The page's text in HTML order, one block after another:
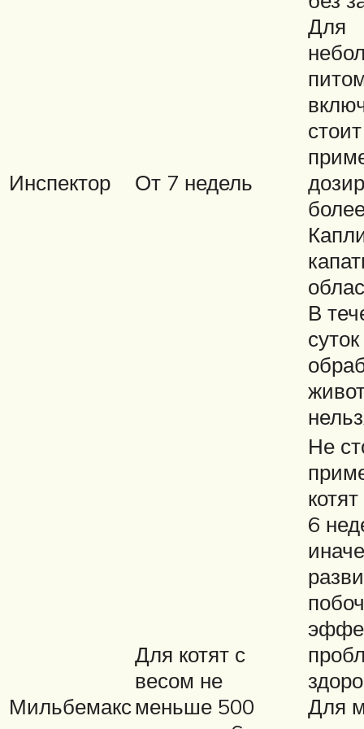
Инспектор От 7 недель
Для
стоит
В
Мильбемакс
Для котят с
весом не
меньше 500
Не
6
Для